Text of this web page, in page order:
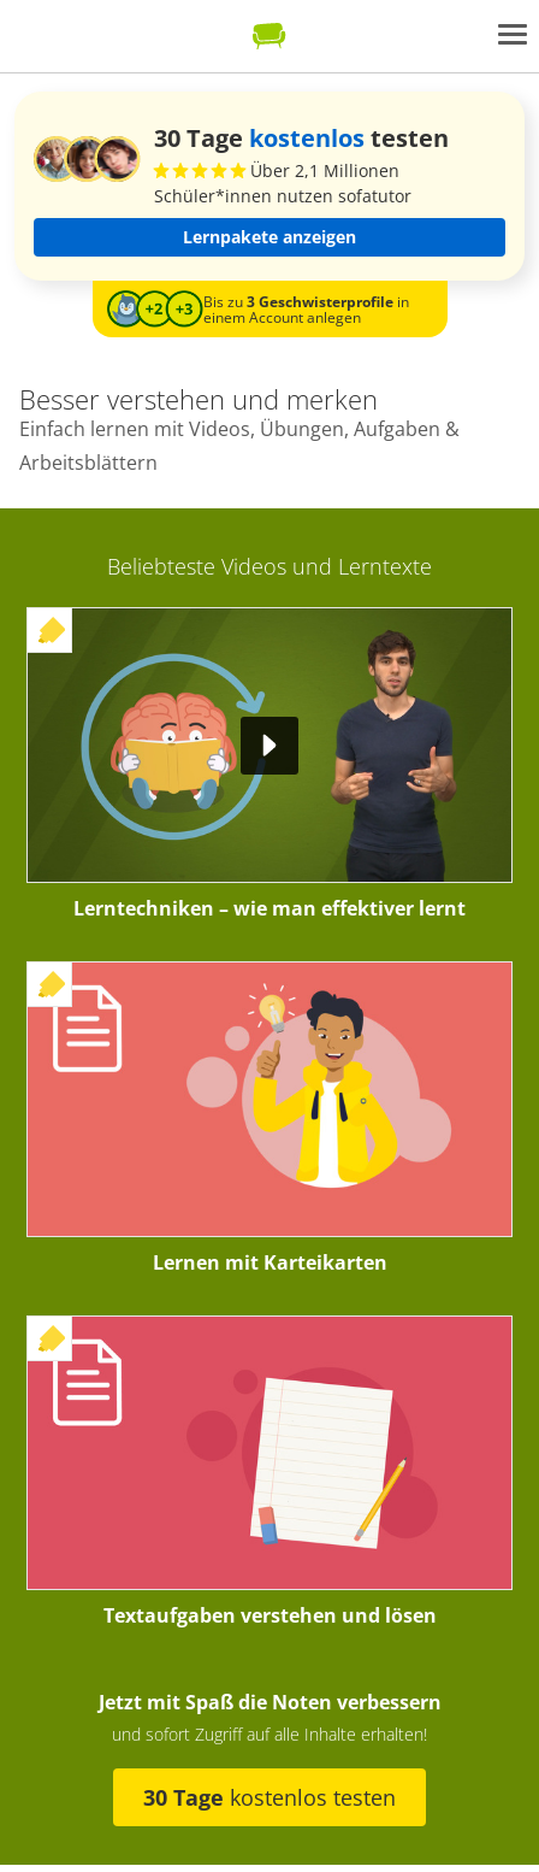
30 Tage kostenlostesten
Über 2,1 Millionen
Schüler*innen nutzen sofatutor
Lernpakete anzeigen
Bis zu3 Geschwisterprofilein
einem Account anlegen
Besser verstehen und merken
Einfach lernen mit Videos, Übungen, Aufgaben &
Arbeitsblättern
Beliebteste Videos und Lerntexte
Lerntechniken – wie man effektiver lernt
+ INTERAKTIVE ÜBUNG
Lernen mit Karteikarten
+ INTERAKTIVE ÜBUNG
Textaufgaben verstehen und lösen
Jetzt mit Spaß die Noten verbessern
und sofort Zugriff auf alle Inhalte erhalten!
30 Tage kostenlos testen